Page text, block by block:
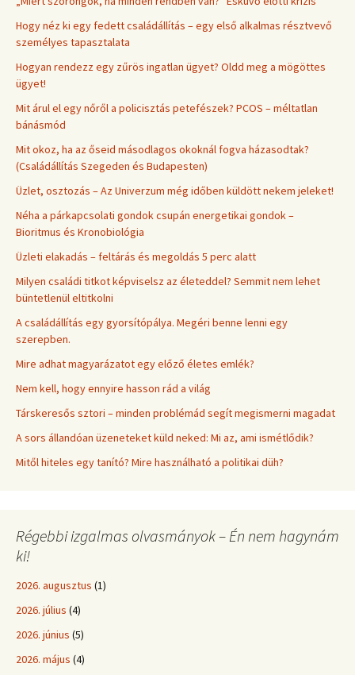
Hogy néz ki egy fedett családállítás – egy első alkalmas résztvevő
személyes tapasztalata
Hogyan rendezz egy zűrös ingatlan ügyet? Oldd meg a mögöttes
ügyet!
Mit árul el egy nőről a policisztás petefészek? PCOS – méltatlan
bánásmód
Mit okoz, ha az őseid másodlagos okoknál fogva házasodtak?
(Családállítás Szegeden és Budapesten)
Üzlet, osztozás – Az Univerzum még időben küldött nekem jeleket!
Néha a párkapcsolati gondok csupán energetikai gondok –
Bioritmus és Kronobiológia
Üzleti elakadás – feltárás és megoldás 5 perc alatt
Milyen családi titkot képviselsz az életeddel? Semmit nem lehet
büntetlenül eltitkolni
A családállítás egy gyorsítópálya. Megéri benne lenni egy
szerepben.
Mire adhat magyarázatot egy előző életes emlék?
Nem kell, hogy ennyire hasson rád a világ
Társkeresős sztori – minden problémád segít megismerni magadat
A sors állandóan üzeneteket küld neked: Mi az, ami ismétlődik?
Mitől hiteles egy tanító? Mire használható a politikai düh?
Régebbi izgalmas olvasmányok – Én nem hagynám
ki!
2026. augusztus (1)
2026. július (4)
2026. június (5)
2026. május (4)